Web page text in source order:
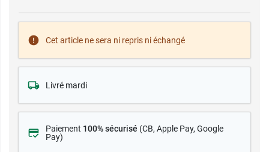
Cet article ne sera ni repris ni échangé
Livré mardi
Paiement 100% sécurisé (CB, Apple Pay, Google
Pay)